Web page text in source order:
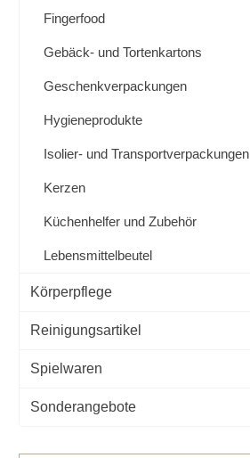
Fingerfood
Gebäck- und Tortenkartons
Geschenkverpackungen
Hygieneprodukte
Isolier- und Transportverpackungen
Kerzen
Küchenhelfer und Zubehör
Lebensmittelbeutel
Körperpflege
Reinigungsartikel
Spielwaren
Sonderangebote